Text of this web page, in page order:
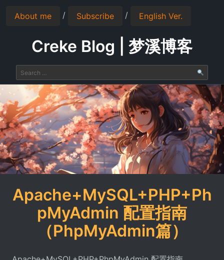
About me / Subscribe / English Ver.
Creke Blog | 梦溪博客
Apache+MySQL+PHP+Ph
pMyAdmin 配置指南
（PhpMyAdmin篇）